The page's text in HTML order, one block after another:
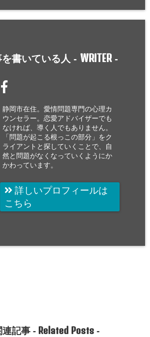
書いている人 - WRITER-
静岡市在住。愛情問題専門の心理カ
ウンセラー。恋愛アドバイザーでも
なければ、導く人でもありません。
「問題が起こる根っこの部分」をク
ライアントと探していくことで、自
然と問題がなくなっていくようにか
かわっています。
詳しいプロフィールは
こちら
記事 - Related Posts-